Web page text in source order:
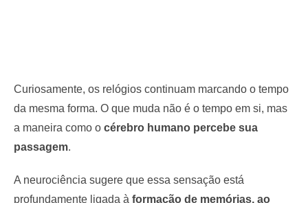
Curiosamente, os relógios continuam marcando o tempo
da mesma forma. O que muda não é o tempo em si, mas
a maneira como o cérebro humano percebe sua
passagem.
A neurociência sugere que essa sensação está
profundamente ligada à formação de memórias, ao